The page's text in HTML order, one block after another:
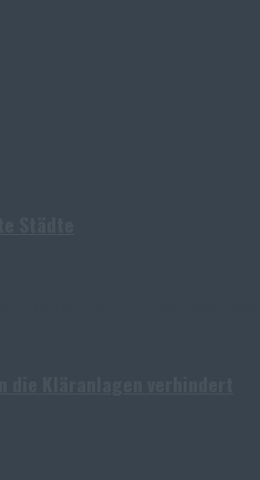
Kläranlagen verhindert
Regen- und Grauwasser